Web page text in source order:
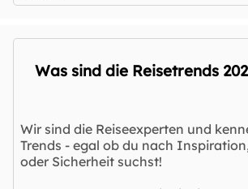
Was sind die Reisetrends
Wir sind die Reiseexperten und
Trends - egal ob du nach
oder Sicherheit suchst!